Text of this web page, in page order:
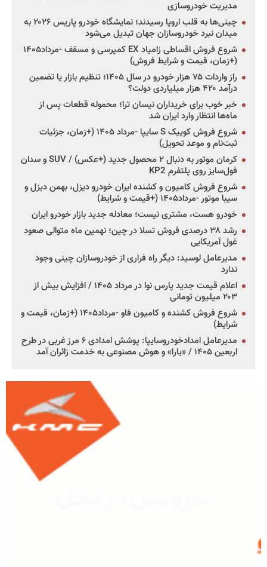
مدیریت خودروسازی
چینی‌ها به قلب اروپا رسیدند؛ نمایشگاه خودرو پاریس ۲۰۲۶ به
میدان نبرد خودروسازان جهان تبدیل می‌شود
شروع فروش اقساطی زامیاد EX کمپرسی و مسقف -مرداد۱۴۰۵
(+زمان، قیمت و شرایط فروش)
راز واردات ۷۵ هزار خودرو در سال ۱۴۰۵؛ تنظیم بازار یا تضمین
درآمد ۴۲۰ هزار میلیاردی دولت؟
خبر خوب برای خریداران نیسان ترا؛ محموله قطعات پس از
ماه‌ها انتظار وارد ایران شد
شروع فروش کوییک S سایپا -مرداد ۱۴۰۵ (+زمان، جزئیات
ثبت‌نام و موعد تحویل)
کرمان موتور به دنبال ۲ محصول جدید (+عکس) / SUV و سدان
فول‌سایز روی پلتفرم KP2
شروع فروش کامیون و کشنده ایران خودرو دیزل، بهمن دیزل و
سیبا موتور -مرداد۱۴۰۵ (+قیمت و شرایط)
خودرو هست، مشتری نیست؛ معادله جدید بازار خودرو ایران
رشد ۳۸ درصدی فروش تسلا در چین؛ نهمین ماه متوالی صعود
غول آمریکایی
مدیرعامل لوسید: دیگر راه فراری از خودروسازان چینی وجود
ندارد
اعلام قیمت جدید پارس نوا در مرداد ۱۴۰۵ / افزایش بیش از
۲۰۳ میلیون تومانی
شروع فروش کشنده و کامیون فاو -مرداد۱۴۰۵ (+زمان، قیمت و
شرایط)
مدیرعامل امدادخودروسایپا: پوشش امدادی ۶ مرز غربی در طرح
اربعین ۱۴۰۵ / «یارا» و هوش مصنوعی به خدمت زائران آمد